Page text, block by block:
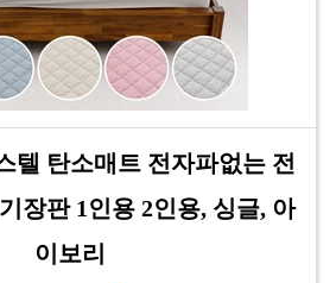
텔 탄소매트 전자파없는 전
장판 1인용 2인용, 싱글, 아
이보리